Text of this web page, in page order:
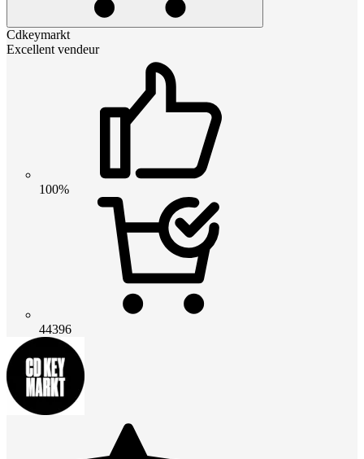
Cdkeymarkt
Excellent vendeur
100%
44396